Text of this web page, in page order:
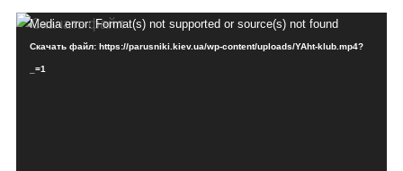
Видеоплеер
Media error: Format(s) not supported or source(s) not found
Скачать файл: https://parusniki.kiev.ua/wp-content/uploads/YAht-klub.mp4?
_=1